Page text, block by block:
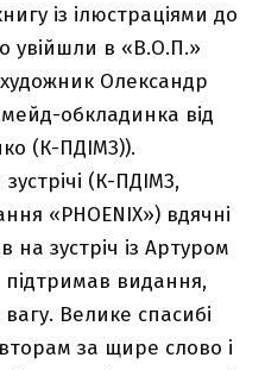
із ілюстраціями до
увійшли в «В.О.П.»
Олександр
обкладинка від
(К-ПДІМЗ)).
(К-ПДІМЗ,
«PHOENIX») вдячні
на зустріч із Артуром
видання,
Велике спасибі
за щире слово і